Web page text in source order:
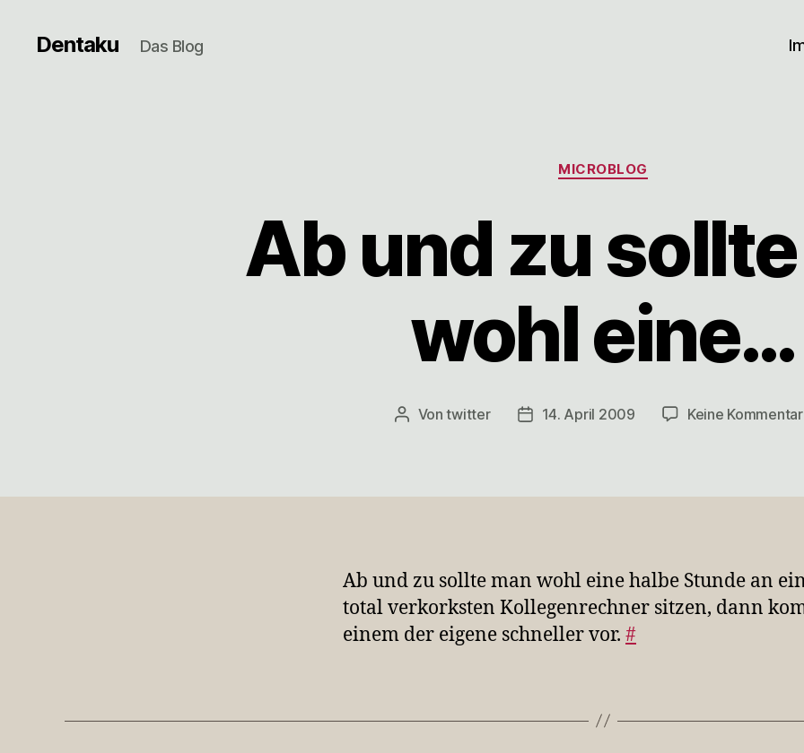
Dentaku Das Blog
Kategorien
MICROBLOG
Ab und zu
wohl eine…
Beitragsautor
Vontwitter Veröffentlichungsdatum
14. April 2009 Keine
Ab und zu sollte man wohl eine halbe Stunde an
total verkorksten Kollegenrechner sitzen, dann
einem der eigene schneller vor. #